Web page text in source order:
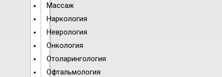
Массаж
Наркология
Неврология
Онкология
Отоларингология
Офтальмология